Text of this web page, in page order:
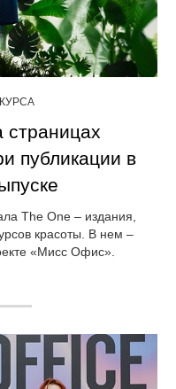
публикации в
The One – издания,
красоты. В нем –
«Мисс Офис».